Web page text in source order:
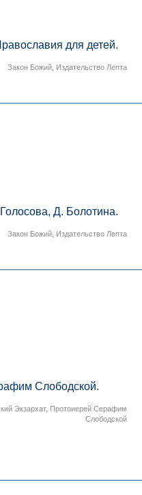
для детей.
Закон Божий Издательство Лепта
Д. Болотина.
Закон Божий Издательство Лепта
Слободской.
Экзархат, Протоиерей Серафим
Слободской